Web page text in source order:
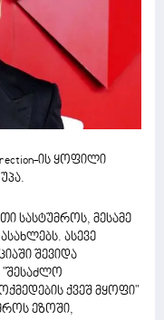
ის ყოფილი
სასტუმროს, მესამე
ასევე
შევიდა
"შესაძლო
ქვეშ მყოფი"
ეზოში,